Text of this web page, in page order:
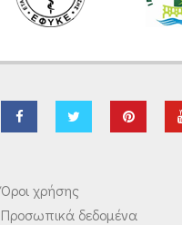
Όροι χρήσης
Προσωπικά δεδομένα